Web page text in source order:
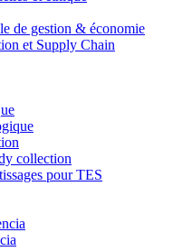
de gestion & économie
et Supply Chain
collection
pour TES